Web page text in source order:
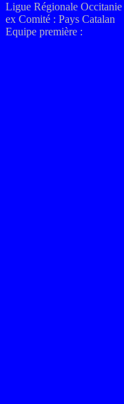
Ligue Régionale Occitanie
ex Comité : Pays Catalan
Equipe première :